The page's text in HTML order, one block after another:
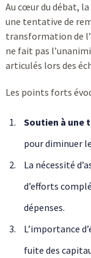
Au cœur du débat, la
une tentative de
transformation de
ne fait pas
articulés lors des
Les points forts
Soutien à une
pour diminuer
La nécessité
d’efforts
dépenses.
L’importance
fuite des